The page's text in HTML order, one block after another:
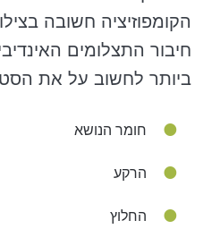
הקומפוזיציה חשובה
חיבור התצלומים
ביותר לחשוב על את
חומר הנושא
הרקע
החלוץ